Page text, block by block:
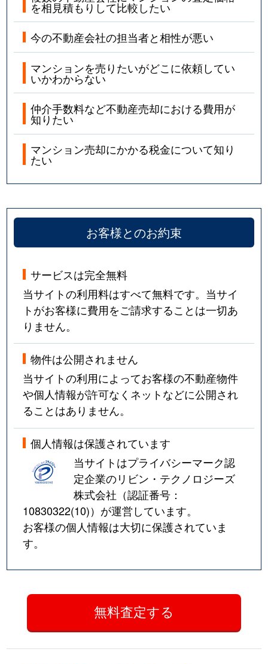
を相見積もりして比較したい
今の不動産会社の担当者と相性が悪い
マンションを売りたいがどこに依頼してい
いかわからない
仲介手数料など不動産売却における費用が
知りたい
マンション売却にかかる税金について知り
たい
お客様とのお約束
サービスは完全無料
当サイトの利用料はすべて無料です。当サイ
トがお客様に費用をご請求することは一切あ
りません。
物件は公開されません
当サイトの利用によってお客様の不動産物件
や個人情報が許可なくネットなどに公開され
ることはありません。
個人情報は保護されています
当サイトはプライバシーマーク認
定企業のリビン・テクノロジーズ
株式会社（認証番号：
10830322(10)）が運営しています。
お客様の個人情報は大切に保護されていま
す。